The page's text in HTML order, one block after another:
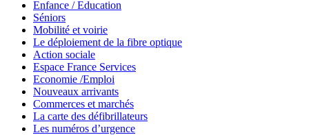
Enfance / Education
Séniors
Mobilité et voirie
Le déploiement de la fibre optique
Action sociale
Espace France Services
Economie /Emploi
Nouveaux arrivants
Commerces et marchés
La carte des défibrillateurs
Les numéros d’urgence